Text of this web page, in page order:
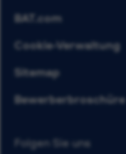
BAT.com
Cookie-Verwaltung
Sitemap
Bewerberbroschüre
Folgen Sie uns